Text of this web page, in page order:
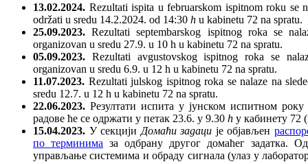
13.02.2024. Rezultati ispita u februarskom ispitnom roku se
održati u sredu 14.2.2024. od 14:30 h u kabinetu 72 na spratu.
25.09.2023.Rezultati septembarskog ispitnog roka se
organizovan u sredu 27.9. u 10 h u kabinetu 72 na spratu.
05.09.2023. Rezultati avgustovskog ispitnog roka se
organizovan u sredu 6.9. u 12 h u kabinetu 72 na spratu.
11.07.2023. Rezultati julskog ispitnog roka se nalaze na
sredu 12.7. u 12 h u kabinetu 72 na spratu.
22.06.2023.Резултати испита у јунском испитном
радове ће се одржати у петак 23.6. у 9.30 h у кабинету 72
15.04.2023. У секцији Домаћи задаци је објављен
по терминима за одбрану другог домаћег задатка.
управљање системима и обраду сигнала (улаз у